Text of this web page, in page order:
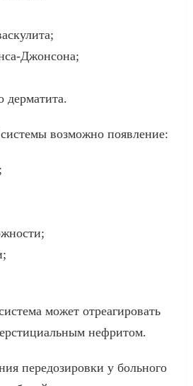
Джонсона;
дерматита.
возможно появление:
может отреагировать
нефритом.
передозировки у больного